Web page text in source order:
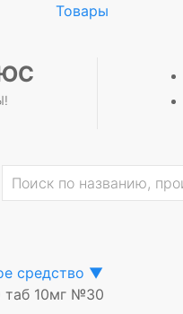
Товары
средство ▼
таб 10мг №30